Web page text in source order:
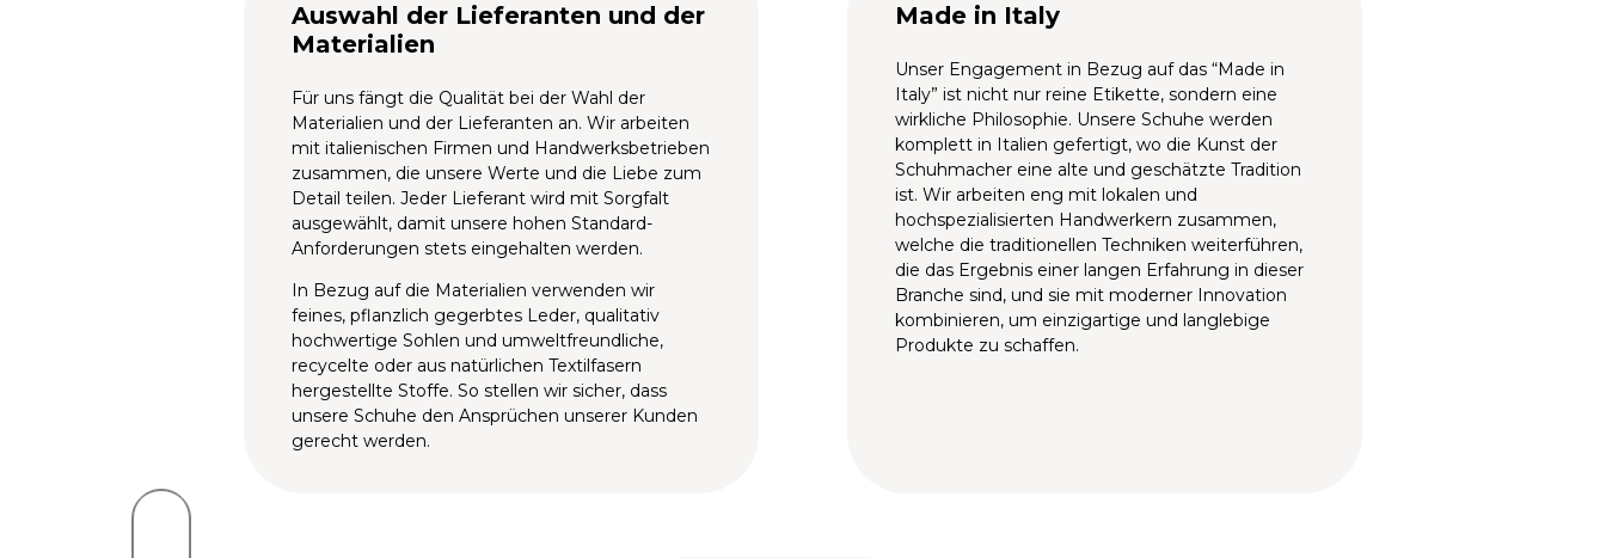
Auswahl der Lieferanten und der
Materialien
Für uns fängt die Qualität bei der Wahl der
Materialien und der Lieferanten an. Wir arbeiten
mit italienischen Firmen und Handwerksbetrieben
zusammen, die unsere Werte und die Liebe zum
Detail teilen. Jeder Lieferant wird mit Sorgfalt
ausgewählt, damit unsere hohen Standard-
Anforderungen stets eingehalten werden.
In Bezug auf die Materialien verwenden wir
feines, pflanzlich gegerbtes Leder, qualitativ
hochwertige Sohlen und umweltfreundliche,
recycelte oder aus natürlichen Textilfasern
hergestellte Stoffe. So stellen wir sicher, dass
unsere Schuhe den Ansprüchen unserer Kunden
gerecht werden.
Made in Italy
Unser Engagement in Bezug auf das “Made in
Italy” ist nicht nur reine Etikette, sondern eine
wirkliche Philosophie. Unsere Schuhe werden
komplett in Italien gefertigt, wo die Kunst der
Schuhmacher eine alte und geschätzte Tradition
ist. Wir arbeiten eng mit lokalen und
hochspezialisierten Handwerkern zusammen,
welche die traditionellen Techniken weiterführen,
die das Ergebnis einer langen Erfahrung in dieser
Branche sind, und sie mit moderner Innovation
kombinieren, um einzigartige und langlebige
Produkte zu schaffen.